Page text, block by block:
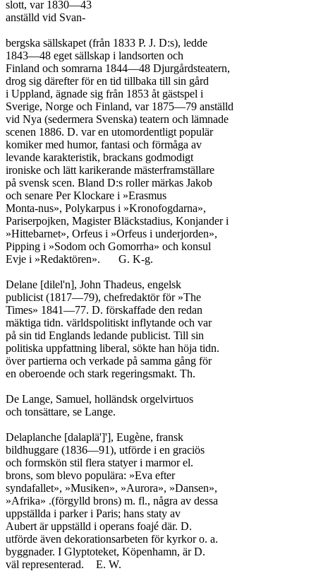
slott, var 1830—43
anställd vid Svan-
bergska sällskapet (från 1833 P. J. D:s), ledde
1843—48 eget sällskap i landsorten och
Finland och somrarna 1844—48 Djurgårdsteatern,
drog sig därefter för en tid tillbaka till sin gård
i Uppland, ägnade sig från 1853 åt gästspel i
Sverige, Norge och Finland, var 1875—79 anställd
vid Nya (sedermera Svenska) teatern och lämnade
scenen 1886. D. var en utomordentligt populär
komiker med humor, fantasi och förmåga av
levande karakteristik, brackans godmodigt
ironiske och lätt karikerande mästerframställare
på svensk scen. Bland D:s roller märkas Jakob
och senare Per Klockare i »Erasmus
Monta-nus», Polykarpus i »Kronofogdarna»,
Pariserpojken, Magister Bläckstadius, Konjander i
»Hittebarnet», Orfeus i »Orfeus i underjorden»,
Pipping i »Sodom och Gomorrha» och konsul
Evje i »Redaktören».	G. K-g.
Delane [dilel'n], John Thadeus, engelsk
publicist (1817—79), chefredaktör för »The
Times» 1841—77. D. förskaffade den redan
mäktiga tidn. världspolitiskt inflytande och var
på sin tid Englands ledande publicist. Till sin
politiska uppfattning liberal, sökte han höja tidn.
över partierna och verkade på samma gång för
en oberoende och stark regeringsmakt. Th.
De Lange, Samuel, holländsk orgelvirtuos
och tonsättare, se Lange.
Delaplanche [dalaplä']'], Eugène, fransk
bildhuggare (1836—91), utförde i en graciös
och formskön stil flera statyer i marmor el.
brons, som blevo populära: »Eva efter
syndafallet», »Musiken», »Aurora», »Dansen»,
»Afrika» .(förgylld brons) m. fl., några av dessa
uppställda i parker i Paris; hans staty av
Aubert är uppställd i operans foajé där. D.
utförde även dekorationsarbeten för kyrkor o. a.
byggnader. I Glyptoteket, Köpenhamn, är D.
väl representerad.	E. W.